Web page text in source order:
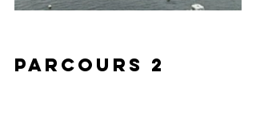
Parcours 2